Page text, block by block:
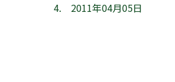
4. 2011年04月05日